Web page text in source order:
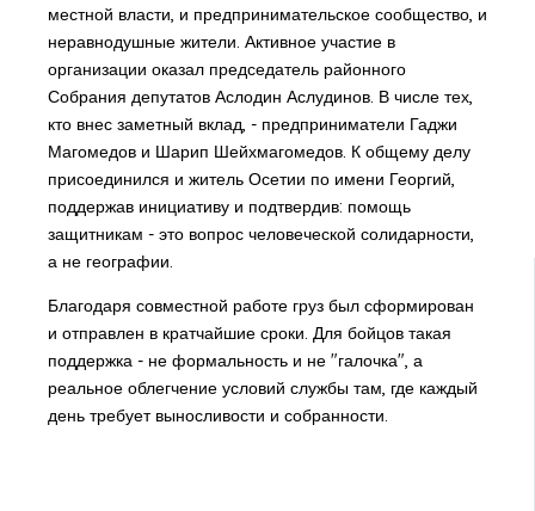
местной власти, и предпринимательское сообщество, и
неравнодушные жители. Активное участие в
организации оказал председатель районного
Собрания депутатов Аслодин Аслудинов. В числе тех,
кто внес заметный вклад, - предприниматели Гаджи
Магомедов и Шарип Шейхмагомедов. К общему делу
присоединился и житель Осетии по имени Георгий,
поддержав инициативу и подтвердив: помощь
защитникам - это вопрос человеческой солидарности,
а не географии.
Благодаря совместной работе груз был сформирован
и отправлен в кратчайшие сроки. Для бойцов такая
поддержка - не формальность и не "галочка", а
реальное облегчение условий службы там, где каждый
день требует выносливости и собранности.